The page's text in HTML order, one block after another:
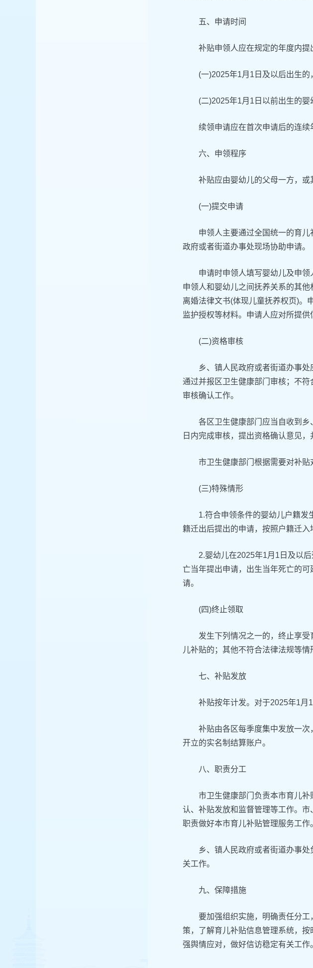
五、申请时间
补贴申领人应在规定的年度内提
(一)2025年1月1日及以后出生的
(二)2025年1月1日以前出生的婴
续领申请应在首次申请后的连续
六、申领程序
补贴应由婴幼儿的父母一方，或
(一)提交申请
申领人主要通过全国统一的育
政府或者街道办事处现场协助申请。
申请时申领人填写婴幼儿及申
申领人和婴幼儿之间抚养关系的其
离婚法律文书(体现儿童抚养权页)。
监护授权等材料。申请人应对所提供
(二)资格审核
乡、镇人民政府或者街道办事
通过并报区卫生健康部门审核；不
审核确认工作。
各区卫生健康部门应当自收到
日内完成审核，提出资格确认意见
市卫生健康部门根据需要对补贴
(三)特殊情形
1.符合申领条件的婴幼儿户籍发
籍迁出后提出的申请，按照户籍迁入
2.婴幼儿在2025年1月1日及以
亡当年提出申请，出生当年死亡的
请。
(四)终止领取
发生下列情况之一的，终止享
儿补贴的；其他不符合法律法规等情
七、补贴发放
补贴按年计发。对于2025年1月
补贴由各区每季度集中发放一
开立的实名制结算账户。
八、职责分工
市卫生健康部门负责本市育儿
认、补贴发放和监督管理等工作。
职责做好本市育儿补贴管理服务工作
乡、镇人民政府或者街道办事
关工作。
九、保障措施
要加强组织实施，明确责任分
策，了解育儿补贴信息管理系统，
强舆情应对，做好信访稳定有关工作